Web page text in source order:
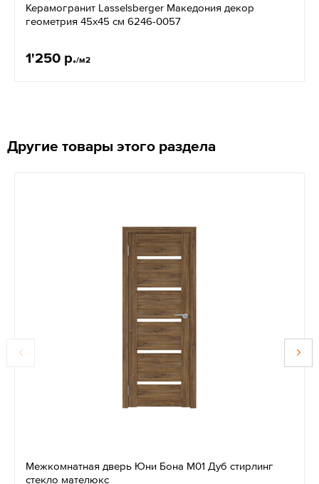
Керамогранит Lasselsberger Македония декор
геометрия 45х45 см 6246-0057
1'250 р./м2
Другие товары этого раздела
Межкомнатная дверь Юни Бона М01 Дуб стирлинг
стекло мателюкс